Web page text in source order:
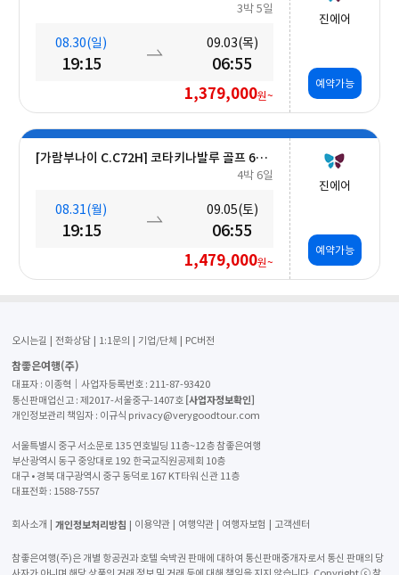
3박 5일
08.30(일)
19:15
09.03(목)
06:55
1,379,000원~
진에어
예약가능
[가람부나이 C.C72H] 코타키나발루 골프 6일 (최대 36H ■무료■ 추가 가능) #호텔식 3회
4박 6일
08.31(월)
19:15
09.05(토)
06:55
1,479,000원~
진에어
예약가능
오시는길 전화상담 1:1문의 기업/단체 PC버전
참좋은여행(주)
대표자 : 이종혁│사업자등록번호 : 211-87-93420
통신판매업신고 : 제2017-서울중구-1407호 [사업자정보확인]
개인정보관리 책임자 : 이규식 privacy@verygoodtour.com
서울특별시 중구 서소문로 135 연호빌딩 11층~12층 참좋은여행
부산광역시 동구 중앙대로 192 한국교직원공제회 10층
대구 • 경북 대구광역시 중구 동덕로 167 KT타워 신관 11층
대표전화 : 1588-7557
회사소개 개인정보처리방침 이용약관 여행약관 여행자보험 고객센터
참좋은여행(주)은 개별 항공권과 호텔 숙박권 판매에 대하여 통신판매중개자로서 통신 판매의 당